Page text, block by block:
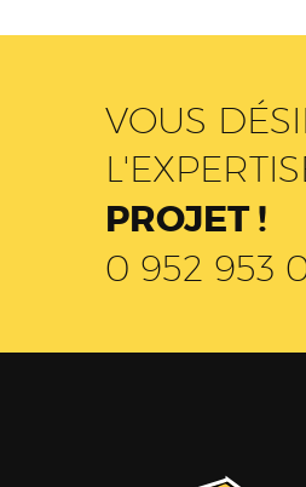
VOUS
PROJET !
0 952 953